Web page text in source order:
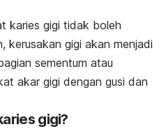
karies gigi tidak boleh
kerusakan gigi akan menjadi
sementum atau
akar gigi dengan gusi dan
gigi?